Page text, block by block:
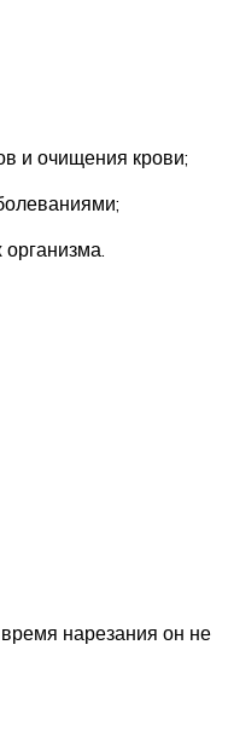
и очищения крови;
время нарезания он не